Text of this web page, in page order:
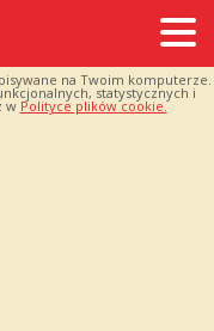
na Twoim komputerze.
statystycznych i
w Polityce plików cookie.